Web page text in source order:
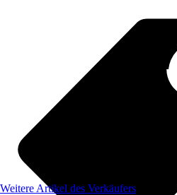
Weitere Artikel des Verkäufers